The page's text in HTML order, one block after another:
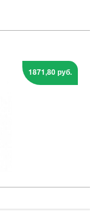
1871,80 руб.